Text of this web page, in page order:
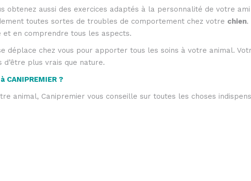
obtenez aussi des exercices adaptés à la personnalité de votre
toutes sortes de troubles de comportement chez votre chien.
et en comprendre tous les aspects.
déplace chez vous pour apporter tous les soins à votre animal.
plus vrais que nature.
CANIPREMIER ?
animal, Canipremier vous conseille sur toutes les choses